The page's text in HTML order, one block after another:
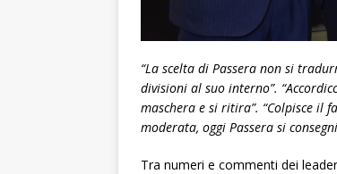
“La scelta di Passera non si
divisioni al suo interno”.
maschera e si ritira”. “Colpisce il
moderata, oggi Passera si
Tra numeri e commenti dei